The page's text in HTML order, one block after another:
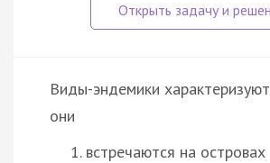
Виды-эндемики
они
встречаются на островах